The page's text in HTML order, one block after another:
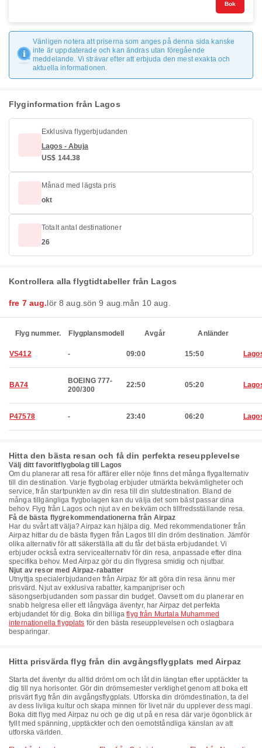
Bok
Vänligen notera att priserna som anges på denna sida kanske
inte är uppdaterade och kan ändras utan föregående
meddelande. Vi strävar efter att erbjuda den mest exakta och
aktuella informationen.
Flyginformation från Lagos
Exklusiva flygerbjudanden
Lagos - Abuja
US$ 144.38
Månad med lägsta pris
okt
Totalt antal destinationer
26
Kontrollera alla flygtidtabeller från Lagos
fre 7 aug.lör 8 aug. sön 9 aug. mån 10 aug.
Flyg nummer. Flygplansmodell Avgår Anländer
VS412 - 09:00 15:50
BA74
BOEING 777-
200/300
22:50 05:20
P47578 - 23:40 06:20
Hitta den bästa resan och få din perfekta reseupplevelse
Välj ditt favoritflygbolag till Lagos
Om du planerar att resa för affärer eller nöje finns det många flygalternativ
till din destination. Varje flygbolag erbjuder utmärkta bekvämligheter och
service, från startpunkten av din resa till din slutdestination. Bland de
många tillgängliga flygbolagen kan du välja det som bäst passar dina
behov. Flyg från Lagos och njut av en bekväm och tillfredsställande resa.
Få de bästa flygrekommendationerna från Airpaz
Har du svårt att välja? Airpaz kan hjälpa dig. Med rekommendationer från
Airpaz hittar du de bästa flygen från Lagos till din dröm destination. Jämför
olika alternativ för att säkerställa att du får det bästa erbjudandet. Vi
erbjuder också extra servicealternativ för din resa, anpassade efter dina
specifika behov. Med Airpaz gör du din flygresa smidig och njutbar.
Njut av resor med Airpaz-rabatter
Utnyttja specialerbjudanden från Airpaz för att göra din resa ännu mer
prisvärd. Njut av exklusiva rabatter, kampanjpriser och
säsongserbjudanden som passar din budget. Oavsett om du planerar en
snabb helgresa eller ett långväga äventyr, har Airpaz det perfekta
erbjudandet för dig. Boka din billigaflyg från Murtala Muhammed
internationella flygplats för den bästa reseupplevelsen och oslagbara
besparingar.
Hitta prisvärda flyg från din avgångsflygplats med Airpaz
Starta det äventyr du alltid drömt om och låt din längtan efter upptäckter ta
dig till nya horisonter. Gör din drömsemester verklighet genom att boka ett
prisvärt flyg från din avgångsflygplats. Utforska din drömdestination, ta del
av dess livliga kultur och skapa minnen för livet när du upplever dess magi.
Boka ditt flyg med Airpaz nu och ge dig ut på en resa där varje ögonblick är
fyllt med spänning, upptäckter och den oemotståndliga känslan av att
utforska världen.